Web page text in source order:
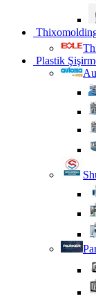
Plastik